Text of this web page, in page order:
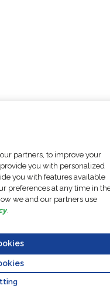
partners, to improve your
you with personalized
you with features available
preferences at any time in
we and our partners use
.